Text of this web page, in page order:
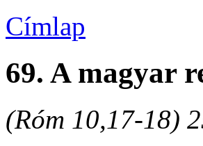
Címlap
69. A magyar
(Róm 10,17-18)